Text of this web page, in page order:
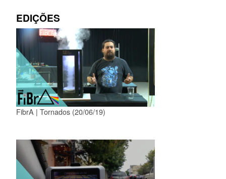
EDIÇÕES
FibrA | Tornados (20/06/19)